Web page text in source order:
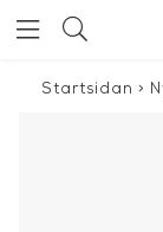
Startsidan >